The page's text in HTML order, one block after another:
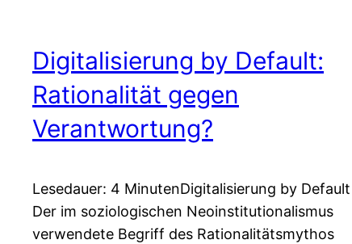
Digitalisierung by Default:
Rationalität gegen
Verantwortung?
Lesedauer: 4 MinutenDigitalisierung by Default
Der im soziologischen Neoinstitutionalismus
verwendete Begriff des Rationalitätsmythos